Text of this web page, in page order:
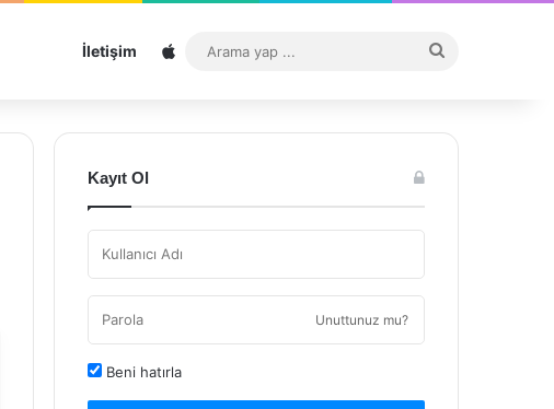
İletişim Sitemap
...
Kayıt Ol
Unuttunuz mu?
Beni hatırla